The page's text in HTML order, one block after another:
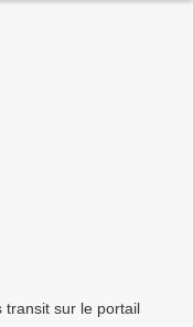
transit sur le portail